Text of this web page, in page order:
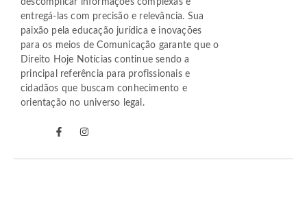
entregá-las com precisão e relevância. Sua
paixão pela educação jurídica e inovações
para os meios de Comunicação garante que o
Direito Hoje Notícias continue sendo a
principal referência para profissionais e
cidadãos que buscam conhecimento e
orientação no universo legal.